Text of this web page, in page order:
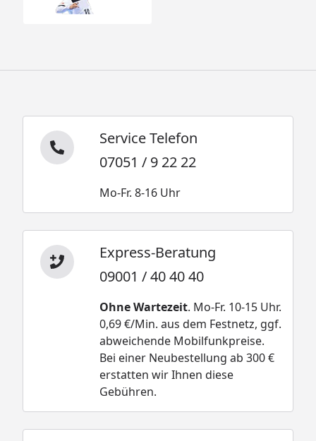
Service Telefon
07051 / 9 22 22
Mo-Fr. 8-16 Uhr
Express-Beratung
09001 / 40 40 40
Ohne Wartezeit. Mo-Fr. 10-15 Uhr.
0,69 €/Min. aus dem Festnetz, ggf.
abweichende Mobilfunkpreise.
Bei einer Neubestellung ab 300 €
erstatten wir Ihnen diese
Gebühren.